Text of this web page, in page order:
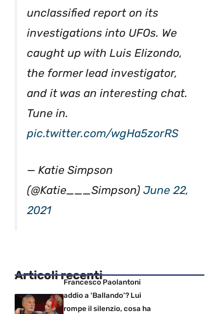
unclassified report on its
investigations into UFOs. We
caught up with Luis Elizondo,
the former lead investigator,
and it was an interesting chat.
Tune in.
pic.twitter.com/wgHa5zorRS
— Katie Simpson
(@Katie___Simpson) June 22,
2021
Articoli recentiFrancesco Paolantoni
addio a ‘Ballando’? Lui
rompe il silenzio, cosa ha